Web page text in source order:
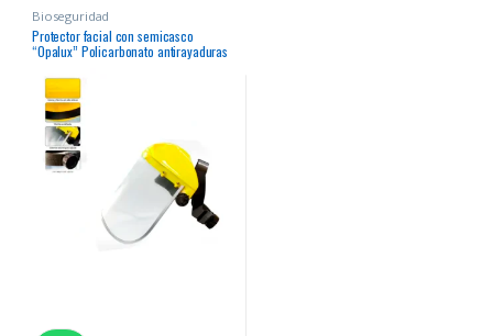
Bioseguridad
Protector facial con semicasco
“Opalux” Policarbonato antirayaduras